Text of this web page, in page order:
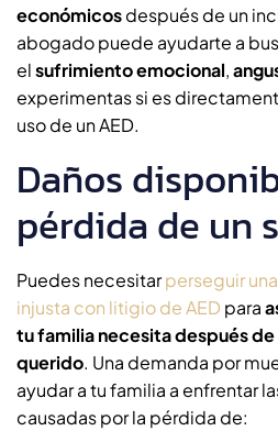
económicosdespués de un
abogado puede ayudarte a
elsufrimiento emocional,
experimentas si es
uso de un AED.
Daños
pérdida de un
Puedes necesitarperseguir
injusta con litigio de AED para
tu familia necesita después
querido. Una demanda por
ayudar a tu familia a enfrentar
causadas por la pérdida de: